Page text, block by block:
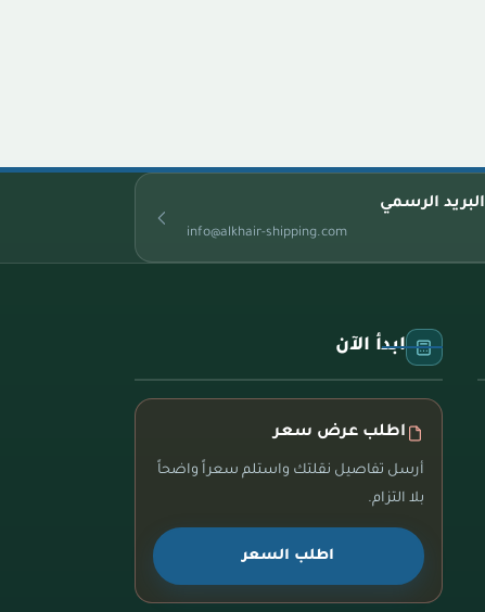
البريد الرسمي
info@alkhair-shipping.com
ابدأ الآن
اطلب عرض سعر
أرسل تفاصيل نقلتك واستلم سعراً واضحاً
بلا التزام.
اطلب السعر